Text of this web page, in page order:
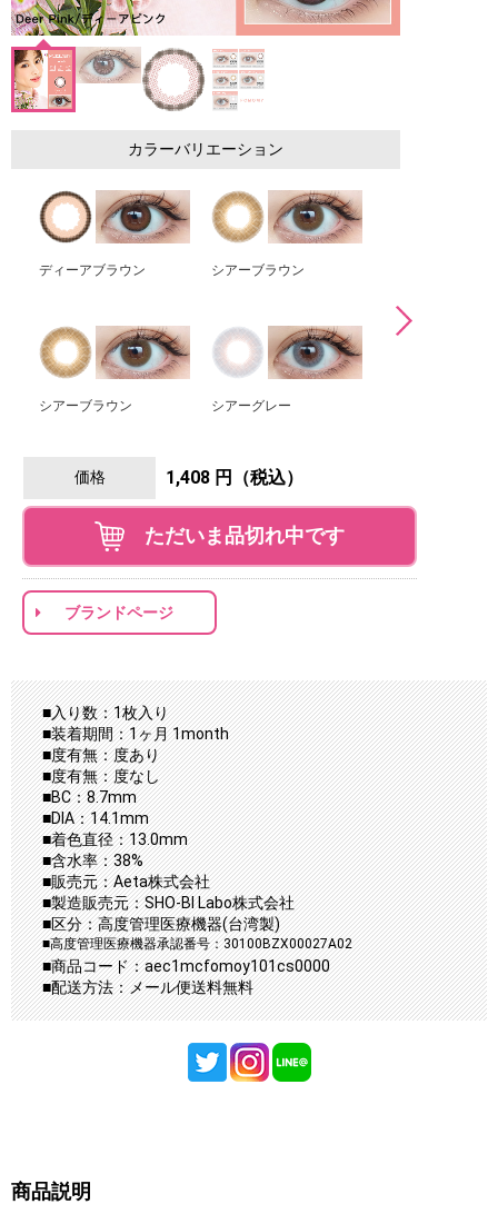
カラーバリエーション
ディーアブラウン シアーブラウン
シアーブラウン シアーグレー
価格 1,408 円（税込）
ただいま品切れ中です
ブランドページ
■入り数：1枚入り
■装着期間：1ヶ月 1month
■度有無：度あり
■度有無：度なし
■BC：8.7mm
■DIA：14.1mm
■着色直径：13.0mm
■含水率：38%
■販売元：Aeta株式会社
■製造販売元：SHO-BI Labo株式会社
■区分：高度管理医療機器(台湾製)
■高度管理医療機器承認番号：30100BZX00027A02
■商品コード：aec1mcfomoy101cs0000
■配送方法：メール便送料無料
商品説明